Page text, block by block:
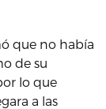
que no había
de su
lo que
a las